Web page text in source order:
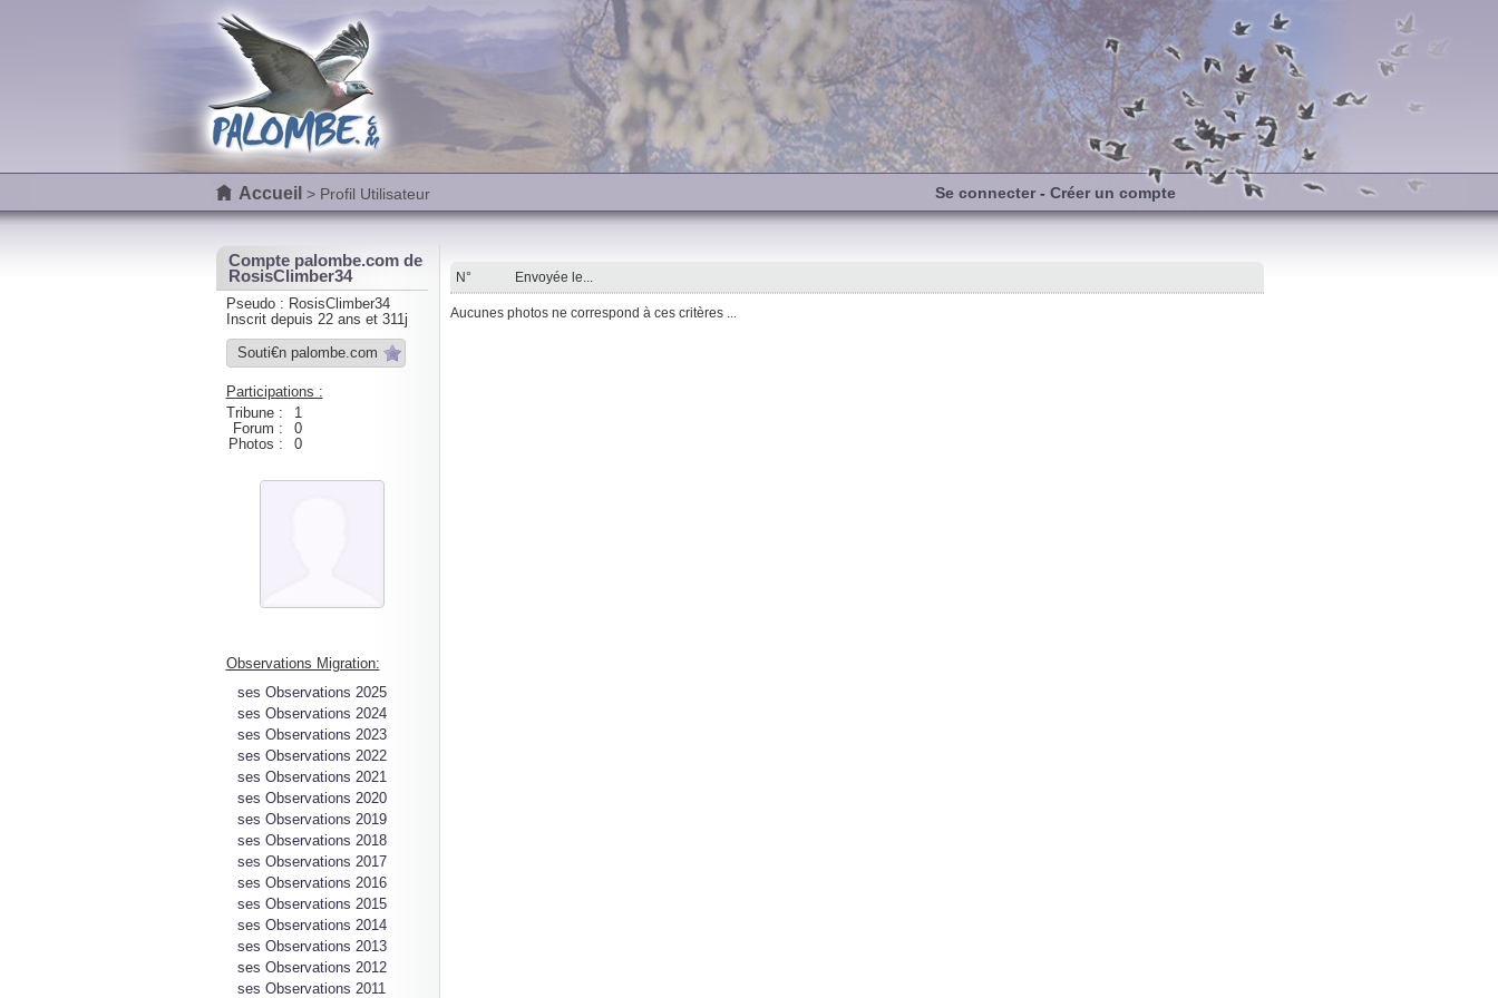
Accueil > Profil Utilisateur Se connecter- Créer un compte
Compte palombe.com de
RosisClimber34
Pseudo : RosisClimber34
Inscrit depuis 22 ans et 311j
Souti€n palombe.com
Participations :
Tribune :
1
Forum :
0
Photos :
0
Observations Migration:
ses Observations 2025
ses Observations 2024
ses Observations 2023
ses Observations 2022
ses Observations 2021
ses Observations 2020
ses Observations 2019
ses Observations 2018
ses Observations 2017
ses Observations 2016
ses Observations 2015
ses Observations 2014
ses Observations 2013
ses Observations 2012
ses Observations 2011
N° Envoyée le...
Aucunes photos ne correspond à ces critères ...